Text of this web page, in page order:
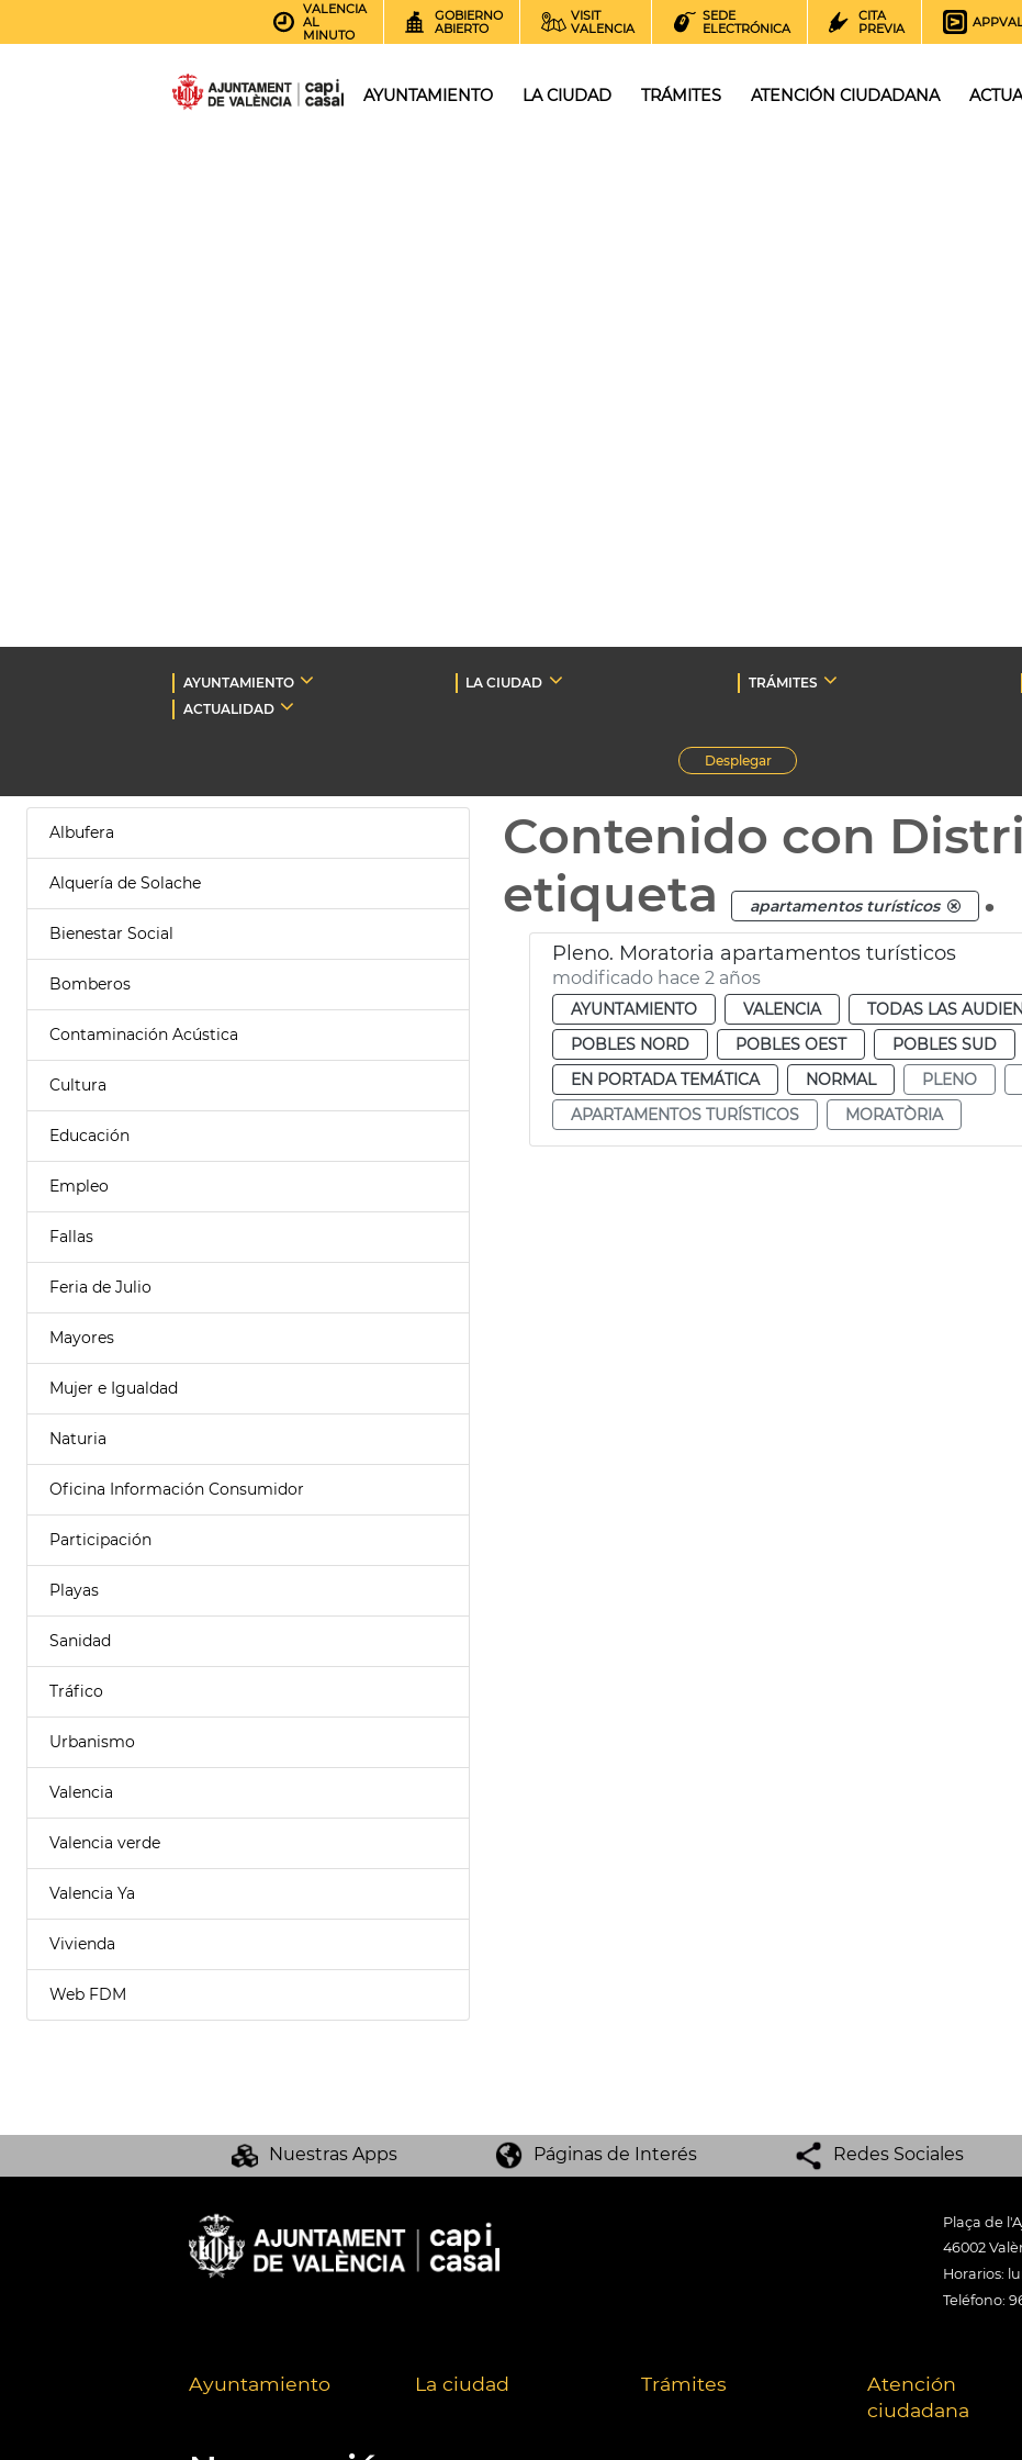
VALENCIA
AL
MINUTO
GOBIERNO
ABIERTO
VISIT
VALENCIA
SEDE
ELECTRÓNICA
CITA
PREVIA
AYUNTAMIENTO LA CIUDAD TRÁMITES ATENCIÓN CIUDADANA
AYUNTAMIENTO LA CIUDAD TRÁMITES
ACTUALIDAD
Desplegar
Albufera
Alquería de Solache
Bienestar Social
Bomberos
Contaminación Acústica
Cultura
Educación
Empleo
Fallas
Feria de Julio
Mayores
Mujer e Igualdad
Naturia
Oficina Información Consumidor
Participación
Playas
Sanidad
Tráfico
Urbanismo
Valencia
Valencia verde
Valencia Ya
Vivienda
Web FDM
Contenido con
etiqueta
apartamentos turísticos .
Pleno. Moratoria apartamentos turísticos
modificado hace 2 años
AYUNTAMIENTO VALENCIA TODAS LAS
POBLES NORD
POBLES OEST POBLES SUD
EN PORTADA TEMÁTICA
NORMAL PLENO
APARTAMENTOS TURÍSTICOS
MORATÒRIA
Nuestras Apps Páginas de Interés Redes Sociales
Plaça de
46002
Horarios:
Teléfono:
Ayuntamiento La ciudad Trámites
Atención
ciudadana